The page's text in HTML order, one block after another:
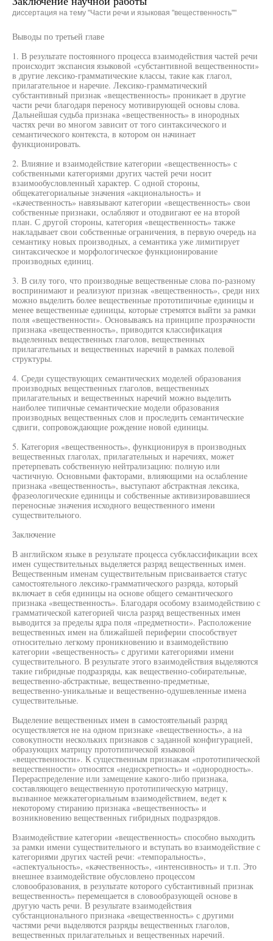
диссертация на тему "Части речи и языковая "вещественность""
Выводы по третьей главе
1. В результате постоянного процесса взаимодействия частей речи
происходит экспансия языковой «субстантивной вещественности»
в другие лексико-грамматические классы, такие как глагол,
прилагательное и наречие. Лексико-грамматический
субстантивный признак «вещественность» проникает в другие
части речи благодаря переносу мотивирующей основы слова.
Дальнейшая судьба признака «вещественность» в инородных
частях речи во многом зависит от того синтаксического и
семантического контекста, в котором он начинает
функционировать.
2. Влияние и взаимодействие категории «вещественность» с
собственными категориями других частей речи носит
взаимообусловленный характер. С одной стороны,
общекатегориальные значения «акциональность» и
«качественность» навязывают категории «вещественность» свои
собственные признаки, ослабляют и отодвигают ее на второй
план. С другой стороны, категория «вещественность» также
накладывает свои собственные ограничения, в первую очередь на
семантику новых производных, а семантика уже лимитирует
синтаксическое и морфологическое функционирование
производных единиц.
3. В силу того, что производные вещественные слова по-разному
воспринимают и реализуют признак «вещественность», среди них
можно выделить более вещественные прототипичные единицы и
менее вещественные единицы, которые стремятся выйти за рамки
поля «вещественности». Основываясь на принципе прозрачности
признака «вещественность», приводится классификация
выделенных вещественных глаголов, вещественных
прилагательных и вещественных наречий в рамках полевой
структуры.
4. Среди существующих семантических моделей образования
производных вещественных глаголов, вещественных
прилагательных и вещественных наречий можно выделить
наиболее типичные семантические модели образования
производных вещественных слов и проследить семантические
сдвиги, сопровождающие рождение новой единицы.
5. Категория «вещественность», функционируя в производных
вещественных глаголах, прилагательных и наречиях, может
претерпевать собственную нейтрализацию: полную или
частичную. Основными факторами, влияющими на ослабление
признака «вещественность», выступают абстрактная лексика,
фразеологические единицы и собственные активизировавшиеся
переносные значения исходного вещественного имени
существительного.
Заключение
В английском языке в результате процесса субклассификации всех
имен существительных выделяется разряд вещественных имен.
Вещественным именам существительным присваивается статус
самостоятельного лексико-грамматического разряда, который
включает в себя единицы на основе общего семантического
признака «вещественность». Благодаря особому взаимодействию с
грамматической категорией числа разряд вещественных имен
выводится за пределы ядра поля «предметности». Расположение
вещественных имен на ближайшей периферии способствует
относительно легкому проникновению и взаимодействию
категории «вещественность» с другими категориями имени
существительного. В результате этого взаимодействия выделяются
такие гибридные подразряды, как вещественно-собирательные,
вещественно-абстрактные, вещественно-предметные,
вещественно-уникальные и вещественно-одушевленные имена
существительные.
Выделение вещественных имен в самостоятельный разряд
осуществляется не на одном признаке «вещественность», а на
совокупности нескольких признаков с заданной конфигурацией,
образующих матрицу прототипической языковой
«вещественности». К существенным признакам «прототипической
вещественности» относятся «недискретность» и «однородность».
Перераспределение или замещение какого-либо признака,
составляющего вещественную прототипическую матрицу,
вызванное межкатегориальным взаимодействием, ведет к
некоторому стиранию признака «вещественность» и
возникновению вещественных гибридных подразрядов.
Взаимодействие категории «вещественность» способно выходить
за рамки имени существительного и вступать во взаимодействие с
категориями других частей речи: «темпоральность»,
«аспектуальность», «качественность», «интенсивность» и т.п. Это
внешнее взаимодействие обусловлено процессом
словообразования, в результате которого субстантивный признак
вещественность» перемещается в словообразующей основе в
другую часть речи. В результате взаимодействия
субстанционального признака «вещественность» с другими
частями речи выделяются разряды вещественных глаголов,
вещественных прилагательных и вещественных наречий.